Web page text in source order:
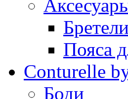
Бретели
Пояса
Conturelle
Боди